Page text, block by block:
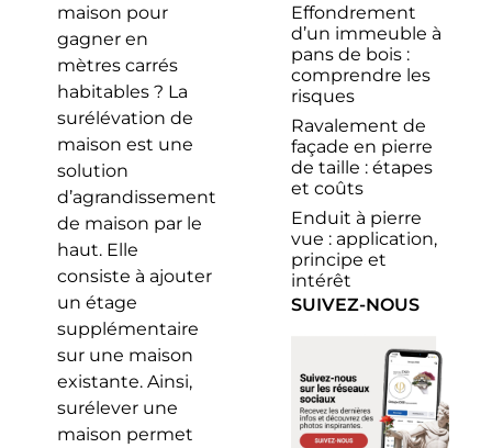
maison pour
gagner en
mètres carrés
habitables ? La
surélévation de
maison est une
solution
d’agrandissement
de maison par le
haut. Elle
consiste à ajouter
un étage
supplémentaire
sur une maison
existante. Ainsi,
surélever une
maison permet
Effondrement
d’un immeuble à
pans de bois :
comprendre les
risques
Ravalement de
façade en pierre
de taille : étapes
et coûts
Enduit à pierre
vue : application,
principe et
intérêt
SUIVEZ-NOUS